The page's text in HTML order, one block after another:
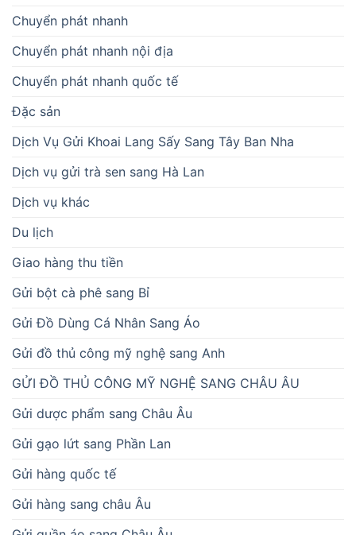
Chuyển phát nhanh
Chuyển phát nhanh nội địa
Chuyển phát nhanh quốc tế
Đặc sản
Dịch Vụ Gửi Khoai Lang Sấy Sang Tây Ban Nha
Dịch vụ gửi trà sen sang Hà Lan
Dịch vụ khác
Du lịch
Giao hàng thu tiền
Gửi bột cà phê sang Bỉ
Gửi Đồ Dùng Cá Nhân Sang Áo
Gửi đồ thủ công mỹ nghệ sang Anh
GỬI ĐỒ THỦ CÔNG MỸ NGHỆ SANG CHÂU ÂU
Gửi dược phẩm sang Châu Âu
Gửi gạo lứt sang Phần Lan
Gửi hàng quốc tế
Gửi hàng sang châu Âu